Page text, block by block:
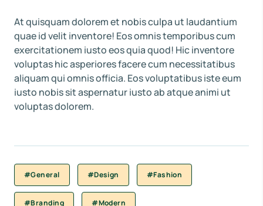
At quisquam dolorem et nobis culpa ut laudantium
quae id velit inventore! Eos omnis temporibus cum
exercitationem iusto eos quia quod! Hic inventore
voluptas hic asperiores facere cum necessitatibus
aliquam qui omnis officia. Eos voluptatibus iste eum
iusto nobis sit aspernatur iusto ab atque animi ut
voluptas dolorem.
#General #Design #Fashion
#Branding #Modern